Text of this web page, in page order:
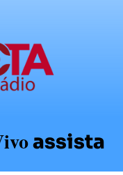
assista